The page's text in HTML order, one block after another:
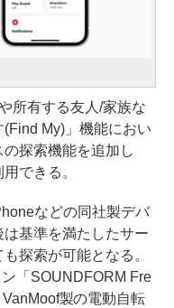
所有する友人/家族な
My)」機能におい
探索機能を追加し
できる。
などの同社製デバ
基準を満たしたサー
探索が可能となる。
「SOUNDFORM Fre
製の電動自転